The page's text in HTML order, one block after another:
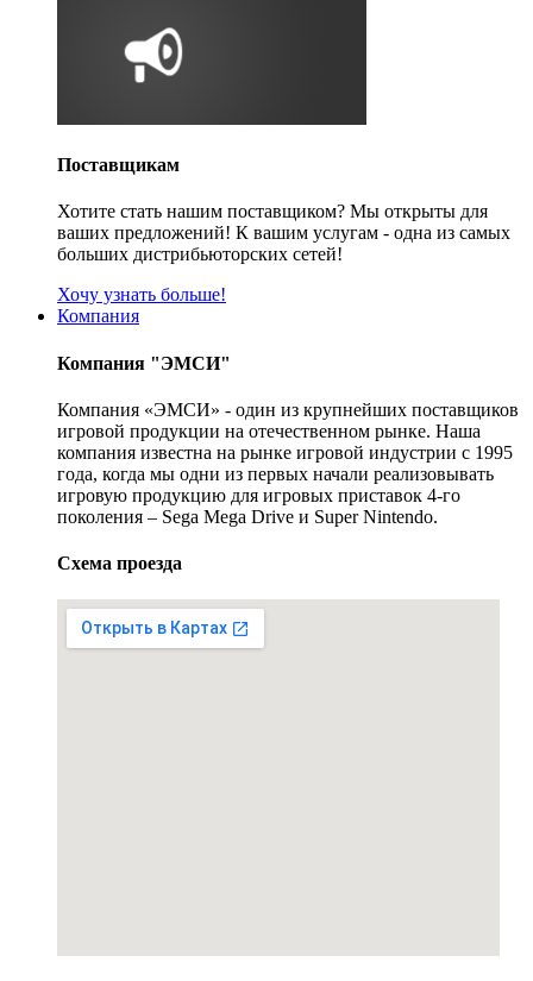
Поставщикам
Хотите стать нашим поставщиком? Мы открыты для
ваших предложений! К вашим услугам - одна из самых
больших дистрибьюторских сетей!
Хочу узнать больше!
Компания
Компания "ЭМСИ"
Компания «ЭМСИ» - один из крупнейших поставщиков
игровой продукции на отечественном рынке. Наша
компания известна на рынке игровой индустрии с 1995
года, когда мы одни из первых начали реализовывать
игровую продукцию для игровых приставок 4-го
поколения – Sega Mega Drive и Super Nintendo.
Схема проезда